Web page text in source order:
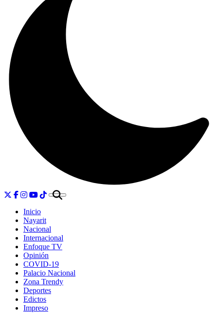
Inicio
Nayarit
Nacional
Internacional
Enfoque TV
Opinión
COVID-19
Palacio Nacional
Zona Trendy
Deportes
Edictos
Impreso